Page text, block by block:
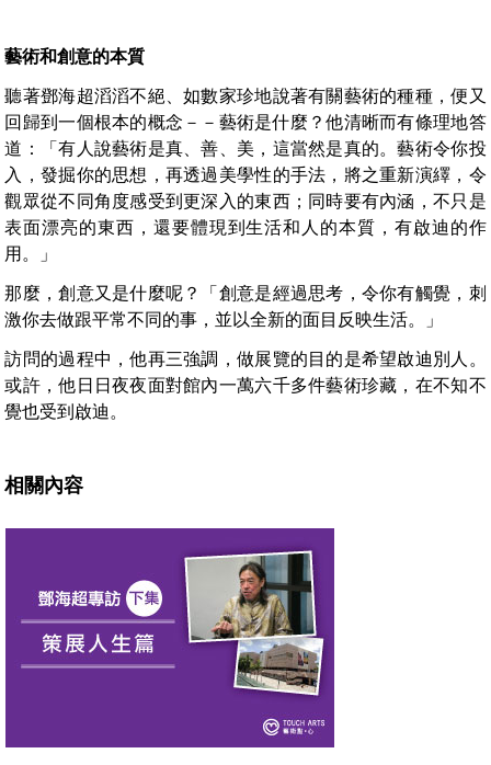
藝術和創意的本質
聽著鄧海超滔滔不絕、如數家珍地說著有關藝術的種種，便又
回歸到一個根本的概念－－藝術是什麼？他清晰而有條理地答
道：「有人說藝術是真、善、美，這當然是真的。藝術令你投
入，發掘你的思想，再透過美學性的手法，將之重新演繹，令
觀眾從不同角度感受到更深入的東西；同時要有內涵，不只是
表面漂亮的東西，還要體現到生活和人的本質，有啟迪的作
用。」
那麼，創意又是什麼呢？「創意是經過思考，令你有觸覺，刺
激你去做跟平常不同的事，並以全新的面目反映生活。」
訪問的過程中，他再三強調，做展覽的目的是希望啟迪別人。
或許，他日日夜夜面對館內一萬六千多件藝術珍藏，在不知不
覺也受到啟迪。
相關內容